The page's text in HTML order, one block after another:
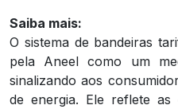
Saiba mais:
O sistema de bandeiras
pela Aneel como um
sinalizando aos
de energia. Ele reflete as